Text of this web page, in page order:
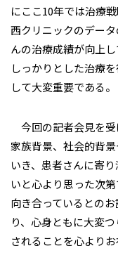
にここ10年では治療
西クリニックのデー
んの治療成績が向上
しっかりとした治療
して大変重要である。
今回の記者会見を受
家族背景、社会的背
いき、患者さんに寄
いと心より思った次
向き合っているとの
り、心身ともに大変
されることを心より